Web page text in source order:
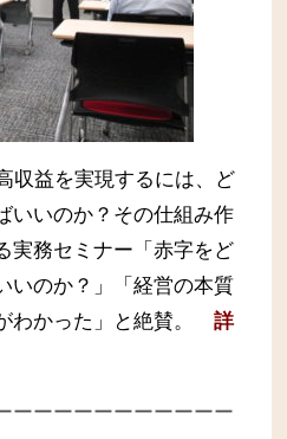
収益を実現するには、ど
いいのか？その仕組み作
実務セミナー 「赤字をど
いのか？」「経営の本質
わかった」と絶賛。
詳
ーーーーーーーーーーー